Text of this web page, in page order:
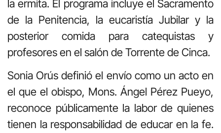
la ermita. El programa incluye el Sacramento
de la Penitencia, la eucaristía Jubilar y la
posterior comida para catequistas y
profesores en el salón de Torrente de Cinca.
Sonia Orús definió el envío como un acto en
el que el obispo, Mons. Ángel Pérez Pueyo,
reconoce públicamente la labor de quienes
tienen la responsabilidad de educar en la fe.